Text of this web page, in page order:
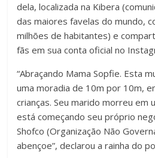
dela, localizada na Kibera
das maiores favelas do mundo,
milhões de habitantes) e
fãs em sua conta oficial no
“Abraçando Mama Sopfie. Esta
uma moradia de 10m por 10m,
crianças. Seu marido morreu em
está começando seu próprio
Shofco (Organização Não
abençoe”, declarou a rainha do